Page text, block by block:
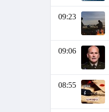
09:23
09:06
08:55